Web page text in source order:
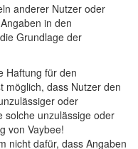
anderer Nutzer oder
in den
Grundlage der
Haftung für den
möglich, dass Nutzer den
oder
solche unzulässige oder
von Vaybee!
nicht dafür, dass Angaben